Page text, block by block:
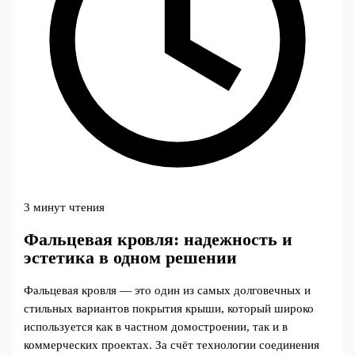
3 минут чтения
Фальцевая кровля: надежность и
эстетика в одном решении
Фальцевая кровля — это один из самых долговечных и
стильных вариантов покрытия крыши, который широко
используется как в частном домостроении, так и в
коммерческих проектах. За счёт технологии соединения